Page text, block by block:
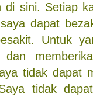
di sini. Setiap
dapat
Untuk
dan
tidak dapat
tidak dapat